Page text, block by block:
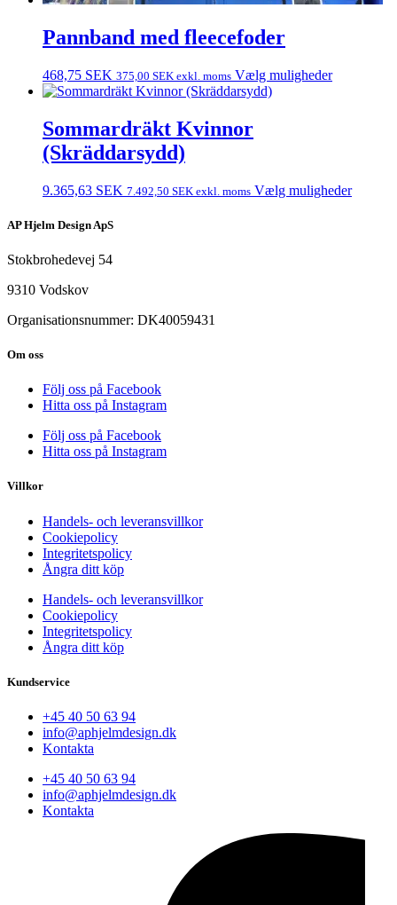
Pannband med fleecefoder
468,75 SEK 375,00 SEK exkl. moms Vælg muligheder
Sommardräkt Kvinnor
(Skräddarsydd)
9.365,63 SEK 7.492,50 SEK exkl. moms Vælg muligheder
AP Hjelm Design ApS
Stokbrohedevej 54
9310 Vodskov
Organisationsnummer: DK40059431
Om oss
Följ oss på Facebook
Hitta oss på Instagram
Följ oss på Facebook
Hitta oss på Instagram
Villkor
Handels- och leveransvillkor
Cookiepolicy
Integritetspolicy
Ångra ditt köp
Handels- och leveransvillkor
Cookiepolicy
Integritetspolicy
Ångra ditt köp
Kundservice
+45 40 50 63 94
info@aphjelmdesign.dk
Kontakta
+45 40 50 63 94
info@aphjelmdesign.dk
Kontakta